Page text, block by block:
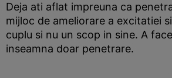
Deja ati aflat impreuna ca
mijloc de ameliorare a excitatiei
cuplu si nu un scop in sine. A
inseamna doar penetrare.